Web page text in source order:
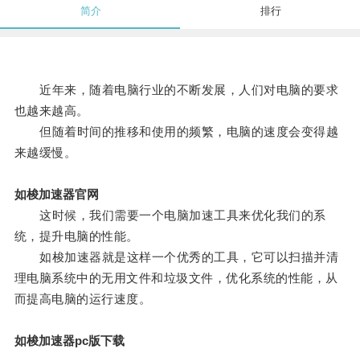
简介 排行
近年来，随着电脑行业的不断发展，人们对电脑的要求
也越来越高。
但随着时间的推移和使用的频繁，电脑的速度会变得越
来越缓慢。
如梭加速器官网
这时候，我们需要一个电脑加速工具来优化我们的系
统，提升电脑的性能。
如梭加速器就是这样一个优秀的工具，它可以扫描并清
理电脑系统中的无用文件和垃圾文件，优化系统的性能，从
而提高电脑的运行速度。
如梭加速器pc版下载